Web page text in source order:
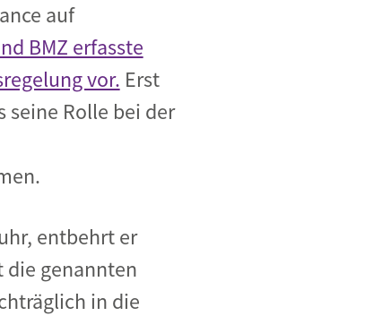
auf
BMZ erfasste
vor. Erst
seine Rolle bei der
entbehrt er
die genannten
in die